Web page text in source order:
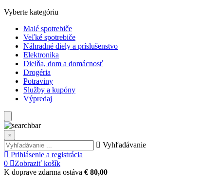
Vyberte kategóriu
Malé spotrebiče
Veľké spotrebiče
Náhradné diely a príslušenstvo
Elektronika
Dielňa, dom a domácnosť
Drogéria
Potraviny
Služby a kupóny
Výpredaj
×
Vyhľadávanie
Prihlásenie a registrácia
0
Zobraziť košík
K doprave zdarma ostáva € 80,00